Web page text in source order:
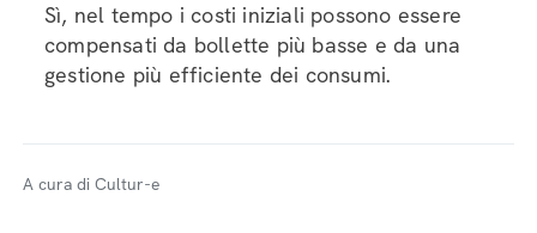
Sì, nel tempo i costi iniziali possono essere
compensati da bollette più basse e da una
gestione più efficiente dei consumi.
A cura di Cultur-e